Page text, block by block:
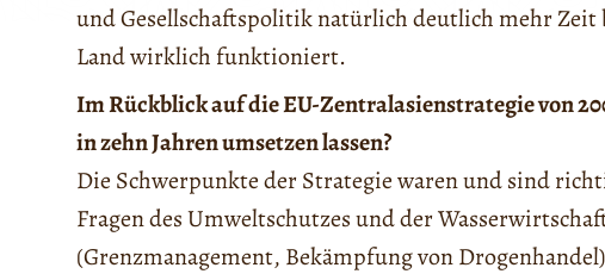
und Gesellschaftspolitik natürlich deutlich mehr Zeit
Land wirklich funktioniert.
Im Rückblick auf die EU-Zentralasienstrategie von
in zehn Jahren umsetzen lassen?
Die Schwerpunkte der Strategie waren und sind
Fragen des Umweltschutzes und der
(Grenzmanagement, Bekämpfung von